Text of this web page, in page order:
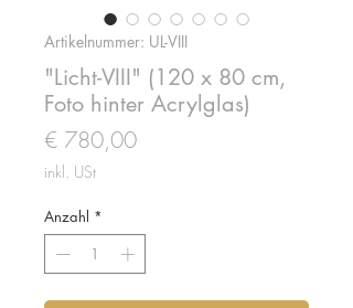
Artikelnummer: UL-VIII
"Licht-VIII" (120 x 80 cm,
Foto hinter Acrylglas)
€ 780,00Preis
inkl. USt
Anzahl *